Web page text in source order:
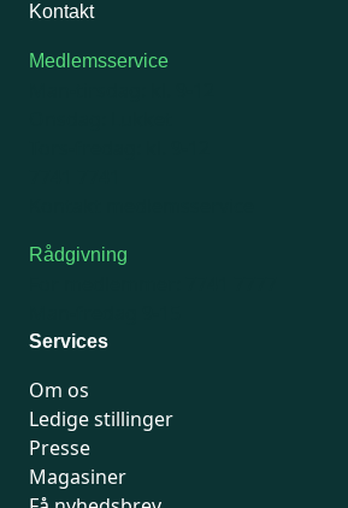
Kontakt
Medlemsservice
Rådgivning
Services
Om os
Ledige stillinger
Presse
Magasiner